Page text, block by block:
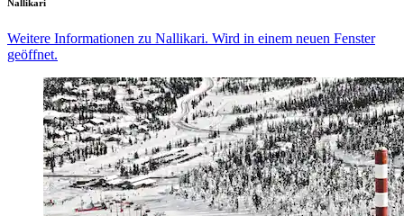
Nallikari
Weitere Informationen zu Nallikari. Wird in einem neuen Fenster
geöffnet.